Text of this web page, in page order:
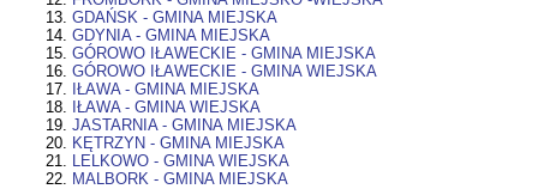
GDAŃSK - GMINA MIEJSKA
GDYNIA - GMINA MIEJSKA
GÓROWO IŁAWECKIE - GMINA MIEJSKA
GÓROWO IŁAWECKIE - GMINA WIEJSKA
IŁAWA - GMINA MIEJSKA
IŁAWA - GMINA WIEJSKA
JASTARNIA - GMINA MIEJSKA
KĘTRZYN - GMINA MIEJSKA
LELKOWO - GMINA WIEJSKA
MALBORK - GMINA MIEJSKA